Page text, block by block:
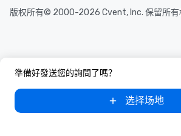
準備好發送您的詢問了嗎？
选择场地
版权所有© 2000-2026 Cvent, Inc. 保留所有